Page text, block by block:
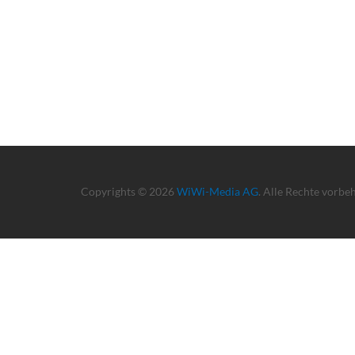
Copyrights © 2026 WiWi-Media AG. Alle Rechte